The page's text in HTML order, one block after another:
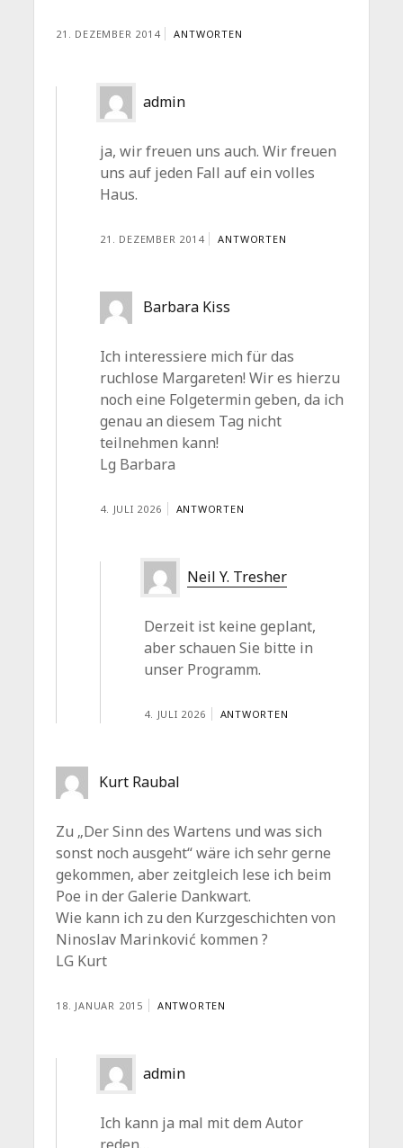
21. DEZEMBER 2014 ANTWORTEN
admin
ja, wir freuen uns auch. Wir freuen
uns auf jeden Fall auf ein volles
Haus.
21. DEZEMBER 2014 ANTWORTEN
Barbara Kiss
Ich interessiere mich für das
ruchlose Margareten! Wir es hierzu
noch eine Folgetermin geben, da ich
genau an diesem Tag nicht
teilnehmen kann!
Lg Barbara
4. JULI 2026 ANTWORTEN
Neil Y. Tresher
Derzeit ist keine geplant,
aber schauen Sie bitte in
unser Programm.
4. JULI 2026 ANTWORTEN
Kurt Raubal
Zu „Der Sinn des Wartens und was sich
sonst noch ausgeht“ wäre ich sehr gerne
gekommen, aber zeitgleich lese ich beim
Poe in der Galerie Dankwart.
Wie kann ich zu den Kurzgeschichten von
Ninoslav Marinković kommen ?
LG Kurt
18. JANUAR 2015 ANTWORTEN
admin
Ich kann ja mal mit dem Autor
reden…